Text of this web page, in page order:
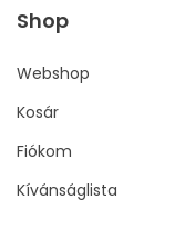
Shop
Webshop
Kosár
Fiókom
Kívánságlista